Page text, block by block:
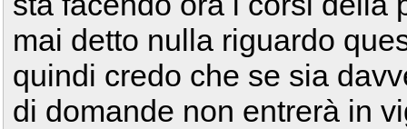
mai detto nulla riguardo
quindi credo che se sia
di domande non entrerà in